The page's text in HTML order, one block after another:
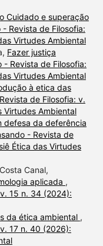
Cuidado e superação
- Revista de Filosofia:
Virtudes Ambiental
Fazer justiça
- Revista de Filosofia:
Virtudes Ambiental
à etica das
de Filosofia: v.
Virtudes Ambiental
defesa da deferência
- Revista de
Ética das Virtudes
Canal,
aplicada ,
15 n. 34 (2024):
da ética ambiental ,
17 n. 40 (2026):